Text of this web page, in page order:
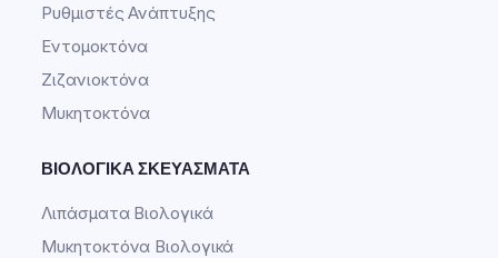
Ρυθμιστές Ανάπτυξης
Εντομοκτόνα
Ζιζανιοκτόνα
Μυκητοκτόνα
ΒΙΟΛΟΓΙΚΆ ΣΚΕΥΆΣΜΑΤΑ
Λιπάσματα Βιολογικά
Μυκητοκτόνα Βιολογικά